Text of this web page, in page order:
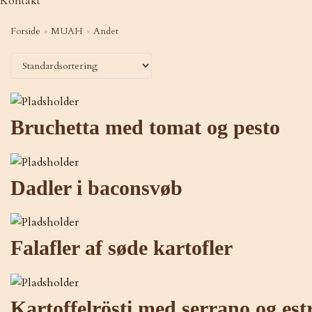
Forside » MUAH » Andet
Bruchetta med tomat og pesto
Dadler i baconsvøb
Falafler af søde kartofler